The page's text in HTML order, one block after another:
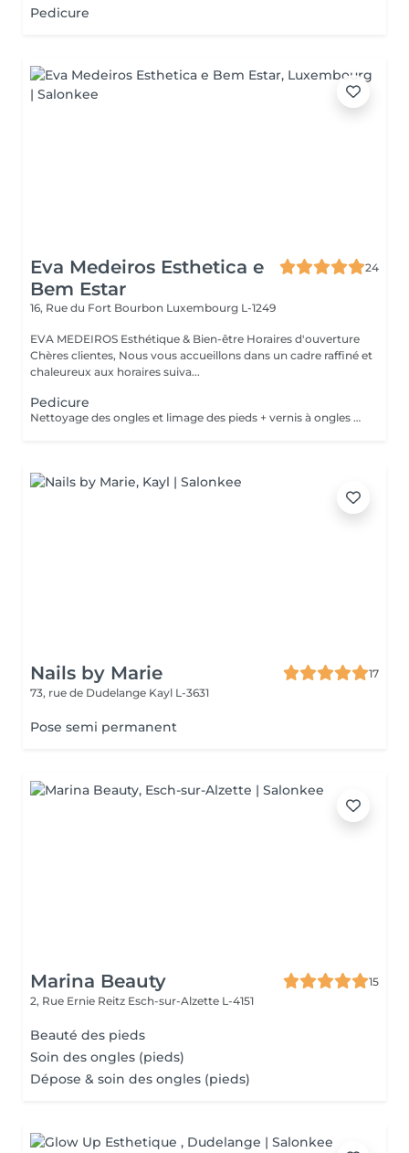
Pedicure
Eva Medeiros Esthetica e
Bem Estar
24
16, Rue du Fort Bourbon Luxembourg L-1249
EVA MEDEIROS Esthétique & Bien-être Horaires d'ouverture
Chères clientes, Nous vous accueillons dans un cadre raffiné et
chaleureux aux horaires suiva...
Pedicure
Nettoyage des ongles et limage des pieds + vernis à ongles classique ou gel
Nails by Marie
17
73, rue de Dudelange Kayl L-3631
Pose semi permanent
Marina Beauty
15
2, Rue Ernie Reitz Esch-sur-Alzette L-4151
Beauté des pieds
Soin des ongles (pieds)
Dépose & soin des ongles (pieds)